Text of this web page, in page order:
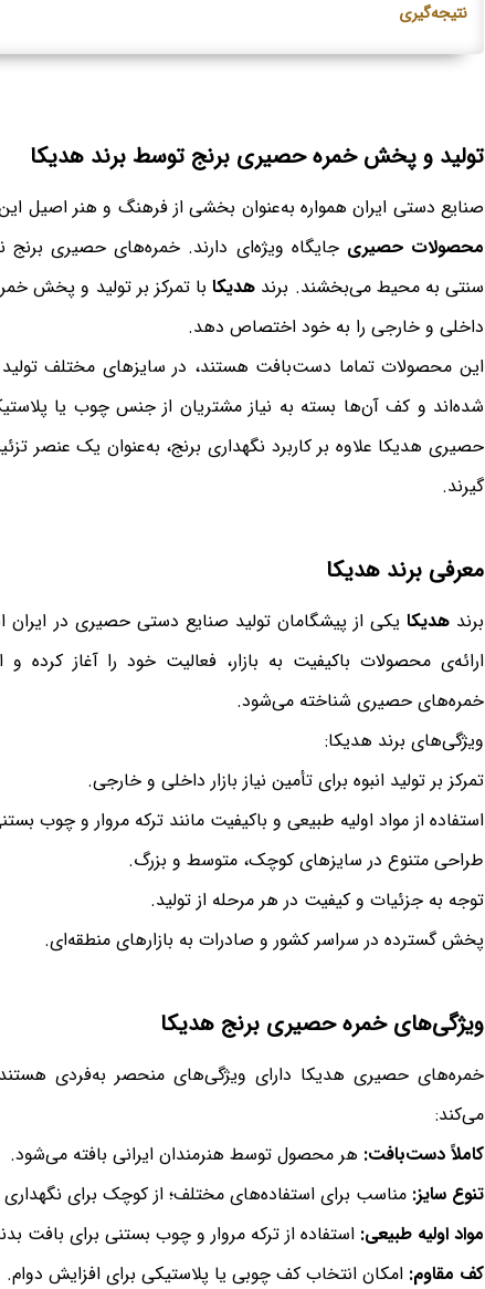
نتیجه‌گیری
تولید و پخش خمره حصیری برنج توسط برند هدیکا
صنایع دستی ایران همواره به‌عنوان بخشی از فرهنگ و هنر اصیل
محصولات حصیری جایگاه ویژه‌ای دارند. خمره‌های حصیری برنج
سنتی به محیط می‌بخشند. برند هدیکابا تمرکز بر تولید و پخش
داخلی و خارجی را به خود اختصاص دهد.
این محصولات تماما دست‌بافت هستند، در سایزهای مختلف
شده‌اند و کف آن‌ها بسته به نیاز مشتریان از جنس چوب یا
حصیری هدیکا علاوه بر کاربرد نگهداری برنج، به‌عنوان یک عنصر
گیرند.
معرفی برند هدیکا
برندهدیکا یکی از پیشگامان تولید صنایع دستی حصیری در
ارائه‌ی محصولات باکیفیت به بازار، فعالیت خود را آغاز کرده و
خمره‌های حصیری شناخته می‌شود.
ویژگی‌های برند هدیکا:
تمرکز بر تولید انبوه برای تأمین نیاز بازار داخلی و خارجی.
استفاده از مواد اولیه طبیعی و باکیفیت مانند ترکه مروار و چوب
طراحی متنوع در سایزهای کوچک، متوسط و بزرگ.
توجه به جزئیات و کیفیت در هر مرحله از تولید.
پخش گسترده در سراسر کشور و صادرات به بازارهای منطقه‌ای.
ویژگی‌های خمره حصیری برنج هدیکا
خمره‌های حصیری هدیکا دارای ویژگی‌های منحصر به‌فردی
می‌کند:
کاملاً دست‌بافت: هر محصول توسط هنرمندان ایرانی بافته می‌شود.
تنوع سایز: مناسب برای استفاده‌های مختلف؛ از کوچک برای نگهداری
مواد اولیه طبیعی: استفاده از ترکه مروار و چوب بستنی برای بافت
کف مقاوم: امکان انتخاب کف چوبی یا پلاستیکی برای افزایش دوام.